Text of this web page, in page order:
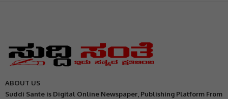
ABOUT US
Suddi Sante is Digital Online Newspaper, Publishing Platform From